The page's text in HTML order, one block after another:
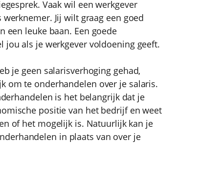
Vaak wil een werkgever
Jij wilt graag een goed
een leuke baan. Een goede
als je werkgever voldoening geeft.
je geen salarisverhoging gehad,
om te onderhandelen over je salaris.
is het belangrijk dat je
positie van het bedrijf en weet
of het mogelijk is. Natuurlijk kan je
in plaats van over je